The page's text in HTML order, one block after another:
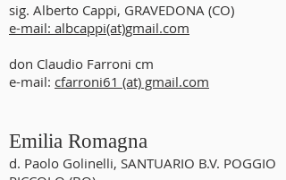
sig. Alberto Cappi, GRAVEDONA (CO)
e-mail: albcappi(at)gmail.com
don Claudio Farroni cm
e-mail: cfarroni61 (at) gmail.com
Emilia Romagna
d. Paolo Golinelli, SANTUARIO B.V. POGGIO